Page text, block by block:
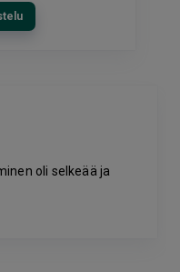
oli selkeää ja